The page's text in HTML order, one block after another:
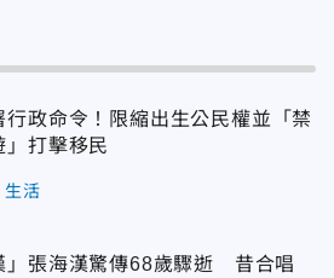
行政命令！限縮出生公民權並「禁
」打擊移民
生活
」張海漢驚傳68歲驟逝 昔合唱